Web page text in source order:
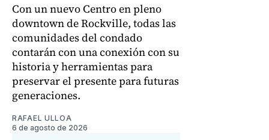
Con un nuevo Centro en pleno
downtown de Rockville, todas las
comunidades del condado
contarán con una conexión con su
historia y herramientas para
preservar el presente para futuras
generaciones.
RAFAEL ULLOA
6 de agosto de 2026